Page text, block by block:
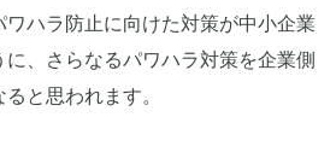
ハラ防止に向けた対策が中小企業
、さらなるパワハラ対策を企業側
と思われます。